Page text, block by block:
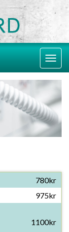
Toggle
780kr
975kr
1100kr